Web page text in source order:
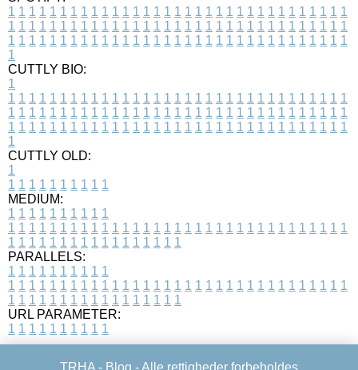
1 1 1 1 1 1 1 1 1 1 1 1 1 1 1 1 1 1 1 1 1 1 1 1 1 1 1 1 1 1 1 1 1
1 1 1 1 1 1 1 1 1 1 1 1 1 1 1 1 1 1 1 1 1 1 1 1 1 1 1 1 1 1 1 1 1
1 1 1 1 1 1 1 1 1 1 1 1 1 1 1 1 1 1 1 1 1 1 1 1 1 1 1 1 1 1 1 1 1
1
CUTTLY BIO:
1
1 1 1 1 1 1 1 1 1 1 1 1 1 1 1 1 1 1 1 1 1 1 1 1 1 1 1 1 1 1 1 1 1
1 1 1 1 1 1 1 1 1 1 1 1 1 1 1 1 1 1 1 1 1 1 1 1 1 1 1 1 1 1 1 1 1
1 1 1 1 1 1 1 1 1 1 1 1 1 1 1 1 1 1 1 1 1 1 1 1 1 1 1 1 1 1 1 1 1
1
CUTTLY OLD:
1
1 1 1 1 1 1 1 1 1 1
MEDIUM:
1 1 1 1 1 1 1 1 1 1
1 1 1 1 1 1 1 1 1 1 1 1 1 1 1 1 1 1 1 1 1 1 1 1 1 1 1 1 1 1 1 1 1
1 1 1 1 1 1 1 1 1 1 1 1 1 1 1 1 1
PARALLELS:
1 1 1 1 1 1 1 1 1 1
1 1 1 1 1 1 1 1 1 1 1 1 1 1 1 1 1 1 1 1 1 1 1 1 1 1 1 1 1 1 1 1 1
1 1 1 1 1 1 1 1 1 1 1 1 1 1 1 1 1
URL PARAMETER:
1 1 1 1 1 1 1 1 1 1
TRHA - Blog - Alle rettigheder forbeholdes